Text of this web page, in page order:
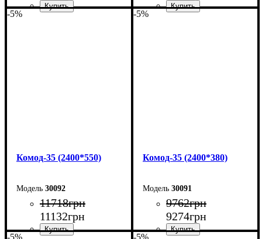
-5%
Комод-35 (2400*550)
30092
11718грн
11132грн
-5%
Комод-35 (2400*380)
30091
9762грн
9274грн
-5% -5%